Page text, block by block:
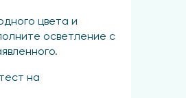
цвета и
осветление с
на